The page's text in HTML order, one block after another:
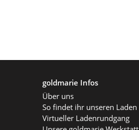
goldmarie Infos
Über uns
So findet ihr unseren Laden
Virtueller Ladenrundgang